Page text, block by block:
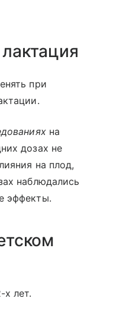
при
на
дозах не
на плод,
наблюдались
эффекты.
х лет.